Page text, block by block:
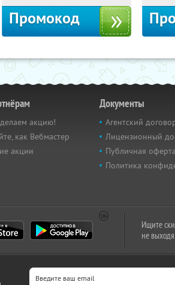
Промокод
акцию!
как Вебмастер
акции
Документы
Агентский
Лицензионный
Публичная оферта
Политика
Ищите
не